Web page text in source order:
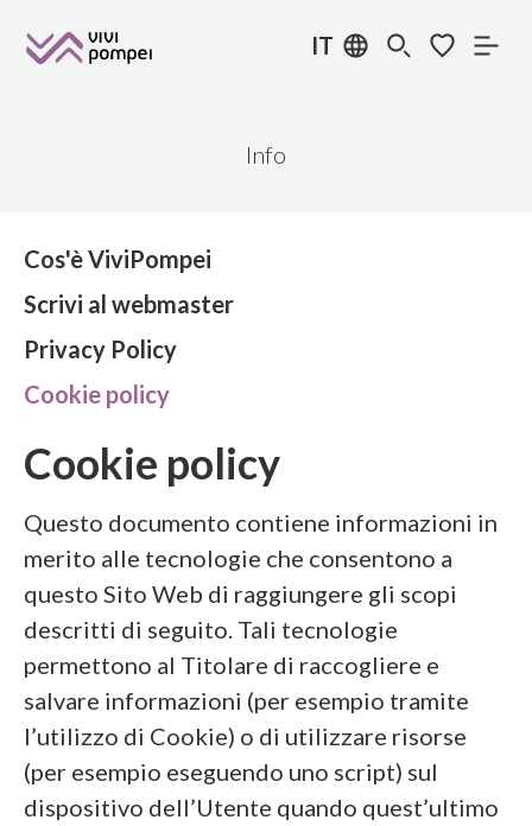
IT
Info
Cos'è ViviPompei
Scrivi al webmaster
Privacy Policy
Cookie policy
Cookie policy
Questo documento contiene informazioni in
merito alle tecnologie che consentono a
questo Sito Web di raggiungere gli scopi
descritti di seguito. Tali tecnologie
permettono al Titolare di raccogliere e
salvare informazioni (per esempio tramite
l’utilizzo di Cookie) o di utilizzare risorse
(per esempio eseguendo uno script) sul
dispositivo dell’Utente quando quest’ultimo